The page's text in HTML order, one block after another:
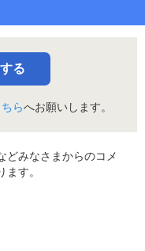
る
ちらへお願いします。
どみなさまからのコメ
ます。